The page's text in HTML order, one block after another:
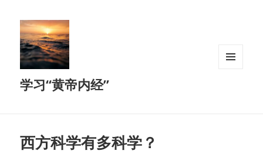
学习“黄帝内经”
西方科学有多科学？